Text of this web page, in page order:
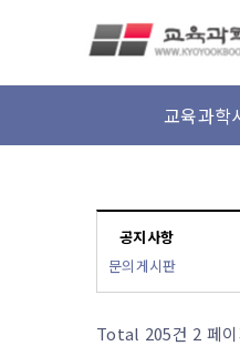
교육과학
공지사항
문의게시판
Total 205건 2 페